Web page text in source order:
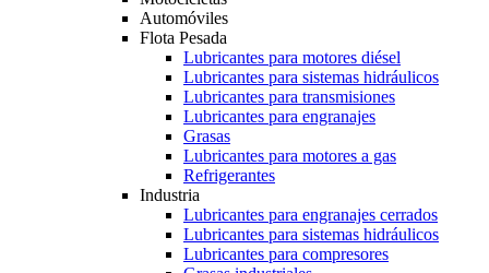
Automóviles
Flota Pesada
Lubricantes para motores diésel
Lubricantes para sistemas hidráulicos
Lubricantes para transmisiones
Lubricantes para engranajes
Grasas
Lubricantes para motores a gas
Refrigerantes
Industria
Lubricantes para engranajes cerrados
Lubricantes para sistemas hidráulicos
Lubricantes para compresores